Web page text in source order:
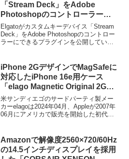
「Stream Deck」をAdobe
Photoshopのコントローラーに
できるWindows用プラグインを
公開。macOS版もまもなく登
場。
Elgatoがカスタムキーデバイス「Stream
Deck」をAdobe Photoshopのコントロー
ラーにできるプラグインを公開していま
iPhone 2GデザインでMagSafeに
対応したiPhone 16e用ケース
「elago Magnetic Original 2G
Case」が日本でも販売開始。
米サンディエゴのサードパーティ製メー
カーelagoは2024年04月、Appleが2007年
06月にアメリカで販売を開始した初代
Case (ESE4MSOR-SLBK)」を発売しま
したが、この2G Caseの日本での販売が
開始されています。
Amazonで解像度2560×720/60Hz
の14.5インチディスプレイを採用